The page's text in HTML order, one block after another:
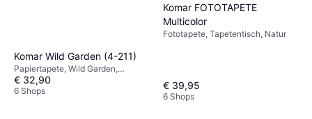
Komar Wild Garden (4-211)
Papiertapete, Wild Garden,
Gemustert, Blumen
€ 32,90
6 Shops
Komar FOTOTAPETE
Multicolor
Fototapete, Tapetentisch, Natur
€ 39,95
6 Shops